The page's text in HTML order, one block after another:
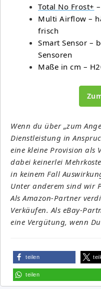
Total No Frost+
Multi Airflow –
frisch
Smart Sensor –
Sensoren
Maße in cm –
Wenn du über „zum
Dienstleistung in
eine kleine Provision als
dabei keinerlei
in keinem Fall
Unter anderem sind wir
Als Amazon-Partner
Verkäufen. Als eBay-
eine Vergütung, wenn
teilen
teilen